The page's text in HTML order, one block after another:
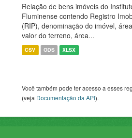
Relação de bens imóveis do
Fluminense contendo Registro
(RIP), denominação do imóvel,
valor do terreno, área...
CSV ODS XLSX
Você também pode ter acesso a esses
(veja Documentação da API).